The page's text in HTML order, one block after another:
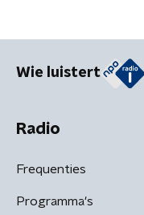
Wie luistert
Radio
Frequenties
Programma's